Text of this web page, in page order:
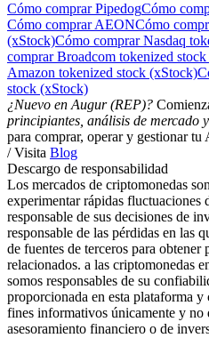
Cómo comprar PipedogCómo
Cómo comprar AEONCómo
(xStock)Cómo comprar Nasdaq
comprar Broadcom tokenized
Amazon tokenized stock (xStock)
stock (xStock)
¿Nuevo en Augur (REP)?
principiantes, análisis de mercado
para comprar, operar y gestionar
/ Visita Blog
Descargo de responsabilidad
Los mercados de criptomonedas
experimentar rápidas fluctuaciones
responsable de sus decisiones de
responsable de las pérdidas en las
de fuentes de terceros para obtener
relacionados. a las criptomonedas
somos responsables de su
proporcionada en esta plataforma
fines informativos únicamente y no
asesoramiento financiero o de